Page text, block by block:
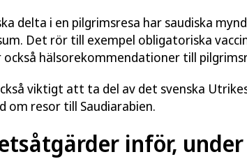
delta i en pilgrimsresa har saudiska
Det rör till exempel obligatoriska
hälsorekommendationer till
viktigt att ta del av det svenska
om resor till Saudiarabien.
inför,